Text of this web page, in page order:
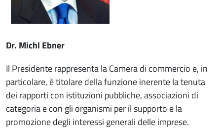
Dr. Michl Ebner
Il Presidente rappresenta la Camera di commercio e, in
particolare, è titolare della funzione inerente la tenuta
dei rapporti con istituzioni pubbliche, associazioni di
categoria e con gli organismi per il supporto e la
promozione degli interessi generali delle imprese.